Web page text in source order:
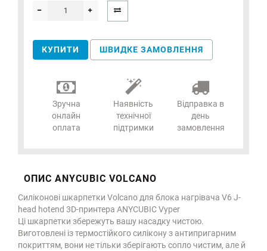
КУПИТИ ШВИДКЕ ЗАМОВЛЕННЯ
Зручна
онлайн
оплата
Наявність
технічної
підтримки
Відправка в
день
замовлення
ОПИС ANYCUBIC VOLCANO
Силіконові шкарпетки Volcano для блока нагрівача V6 J-
head hotend 3D-принтера ANYCUBIC Vyper
Ці шкарпетки збережуть вашу насадку чистою.
Виготовлені із термостійкого силікону з антипригарним
покриттям, вони не тільки зберігають сопло чистим, але й